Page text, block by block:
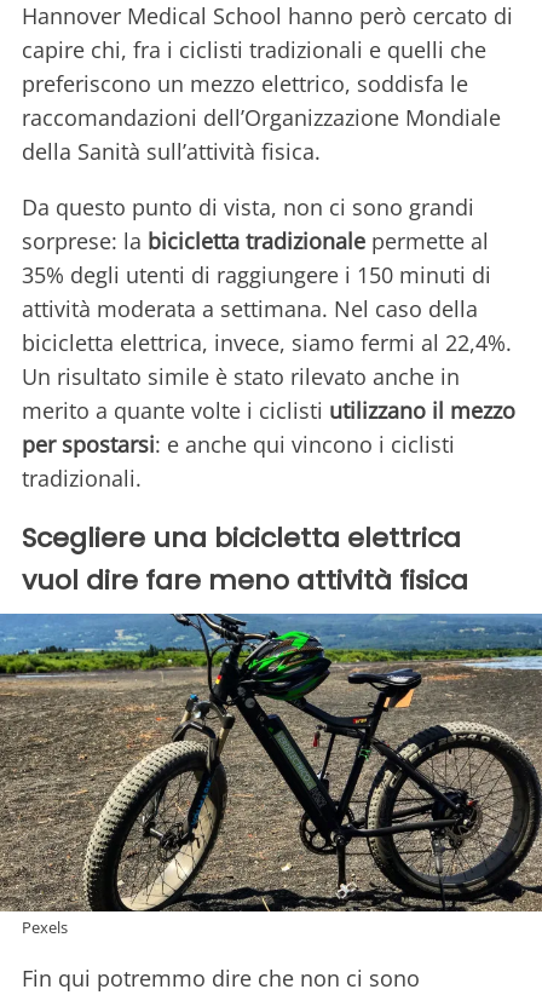
Hannover Medical School hanno però cercato di
capire chi, fra i ciclisti tradizionali e quelli che
preferiscono un mezzo elettrico, soddisfa le
raccomandazioni dell’Organizzazione Mondiale
della Sanità sull’attività fisica.
Da questo punto di vista, non ci sono grandi
sorprese: la bicicletta tradizionale permette al
35% degli utenti di raggiungere i 150 minuti di
attività moderata a settimana. Nel caso della
bicicletta elettrica, invece, siamo fermi al 22,4%.
Un risultato simile è stato rilevato anche in
merito a quante volte i ciclisti utilizzano il mezzo
per spostarsi: e anche qui vincono i ciclisti
tradizionali.
Scegliere una bicicletta elettrica
vuol dire fare meno attività fisica
Pexels
Fin qui potremmo dire che non ci sono